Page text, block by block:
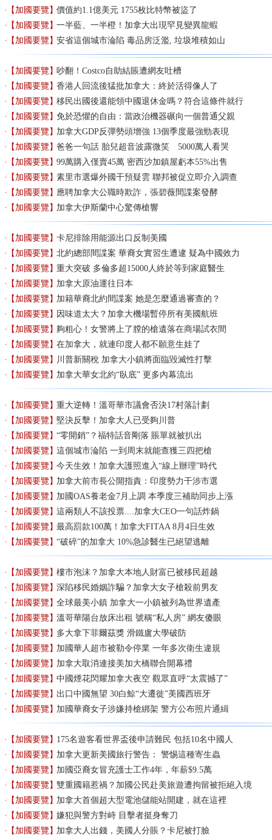
【加國要覽】價值約1.1億美元 1755枚比特幣被盜了
【加國要覽】一半藍、一半橙！加拿大出現罕見變異龍蝦
【加國要覽】安省這個城市淪陷 毒品房泛濫, 垃圾堆積如山
【加國要覽】吵翻！Costco自助結賬遭網友吐槽
【加國要覽】香港人回流後猛批加拿大：終於活得像人了
【加國要覽】移民出國後還能領中國退休金嗎？符合這條件就行
【加國要覽】免於恐懼的自由：當政治機器碾向一個普通父親
【加國要覽】加拿大GDP反彈勢頭增強 13個季度最強勁表現
【加國要覽】爸爸一句話 胎兒超音波露微笑 5000萬人看哭
【加國要覽】99萬購入僅賣45萬 密西沙加鎮屋虧本55%出售
【加國要覽】素里市選爆外國干預疑雲 聯邦被促立即介入調查
【加國要覽】應聘加拿大公職時欺詐，張碧薇間諜案發酵
【加國要覽】加拿大伊斯蘭中心驚傳槍響
【加國要覽】卡尼排除用能源出口反制美國
【加國要覽】北約總部間諜案 華裔女實習生遭逮 疑為中國效力
【加國要覽】重大突破 多倫多超15000人終於等到家庭醫生
【加國要覽】加拿大原油運往日本
【加國要覽】加籍華裔北約間諜案 她是怎麼通過審查的？
【加國要覽】 因味道太大？加拿大機場暫停所有美國航班
【加國要覽】夠粗心！女警將上了膛的槍遺落在商場試衣間
【加國要覽】在加拿大，就連印度人都不願意生娃了
【加國要覽】 川普新關稅 加拿大小鎮將面臨毀滅性打擊
【加國要覽】加拿大華女北約“臥底” 更多內幕流出
【加國要覽】重大逆轉！溫哥華市議會否決17村落計劃
【加國要覽】堅決反擊！加拿大人已受夠川普
【加國要覽】“零開銷”？福特話音剛落 賬單就被扒出
【加國要覽】這個城市淪陷 一到周末就能查獲三四把槍
【加國要覽】今天生效！加拿大護照進入“線上辦理”時代
【加國要覽】加拿大前市長公開指責：印度勢力干涉市選
【加國要覽】加國OAS養老金7月上調 本季度三補助同步上漲
【加國要覽】這兩類人不該投票....加拿大CEO一句話炸鍋
【加國要覽】最高罰款100萬！加拿大FITAA 8月4日生效
【加國要覽】“破碎”的加拿大 10%急診醫生已絕望逃離
【加國要覽】樓市泡沫？加拿大本地人財富已被移民超越
【加國要覽】深陷移民婚姻詐騙？加拿大女子槍殺前男友
【加國要覽】全球最美小鎮 加拿大一小鎮被列為世界遺產
【加國要覽】溫哥華陽台放床出租 號稱“私人房” 網友傻眼
【加國要覽】多大拿下菲爾茲獎 滑鐵盧大學破防
【加國要覽】加國華人超市被勒令停業 一年多次衛生違規
【加國要覽】加拿大取消連接美加大橋聯合開幕禮
【加國要覽】中國煙花閃耀加拿大夜空 觀眾直呼“太震撼了”
【加國要覽】出口中國無望 30白鯨“大遷徙”美國西班牙
【加國要覽】加國華裔女子涉嫌持槍綁架 警方公布照片通緝
【加國要覽】175名遊客看世界盃後申請難民 包括10名中國人
【加國要覽】加拿大更新美國旅行警告： 警惕這種寄生蟲
【加國要覽】加國亞裔女冒充護士工作4年，年薪$9.5萬
【加國要覽】雙重國籍惹禍？加國公民赴美旅遊遭拘留被拒絕入境
【加國要覽】加拿大首個超大型電池儲能站開建，就在這裡
【加國要覽】嫌犯與警方對峙 目擊者挺身奪刀
【加國要覽】加拿大人出錢，美國人分賬？卡尼被打臉